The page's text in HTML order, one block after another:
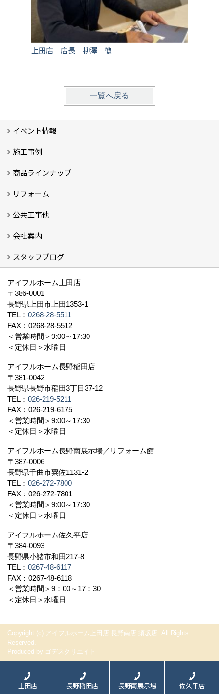
上田店 店長 柳澤 徹
一覧へ戻る
イベント情報
イベント予告
過去のイベント
施工事例
フォトギャラリー
モデルハウス (7)
現場レポート
完工事例
お客様の声
商品ラインナップ
商品ラインアップ一覧
FAVO（フェイボ）【自由設計】
Lodina（ロディナ）【規格住宅】
全館空調システム
リフォーム
コンセプト (2)
選ばれる理由
施工実例（フォトギャラリー）
公共工事他
建築工事 実績
土木工事 実績
一般建築(別荘)
公共工事部スタッフ紹介
会社案内
社長挨拶
会社概要
採用情報
アクセス
スタッフ紹介
スタッフブログ
資格取得一覧
プライバシーポリシー
地域貢献 (3)
スタッフブログ
アイフルホーム上田店
〒386-0001
長野県上田市上田1353-1
TEL： 0268-28-5511
FAX：0268-28-5512
＜営業時間＞9:00～17:30
＜定休日＞水曜日
アイフルホーム長野稲田店
〒381-0042
長野県長野市稲田3丁目37-12
TEL： 026-219-5211
FAX：026-219-6175
＜営業時間＞9:00～17:30
＜定休日＞水曜日
アイフルホーム長野南展示場／リフォーム館
〒387-0006
長野県千曲市粟佐1131-2
TEL： 026-272-7800
FAX：026-272-7801
＜営業時間＞9:00～17:30
＜定休日＞水曜日
アイフルホーム佐久平店
〒384-0093
長野県小諸市和田217-8
TEL： 0267-48-6117
FAX：0267-48-6118
＜営業時間＞9：00～17：30
＜定休日＞水曜日
Copyright (c) アイフルホーム上田店 長野南店 須坂店. All Rights
Reserved.
Produced by ゴデスクリエイト
上田店 長野稲田店 長野南展示場 佐久平店